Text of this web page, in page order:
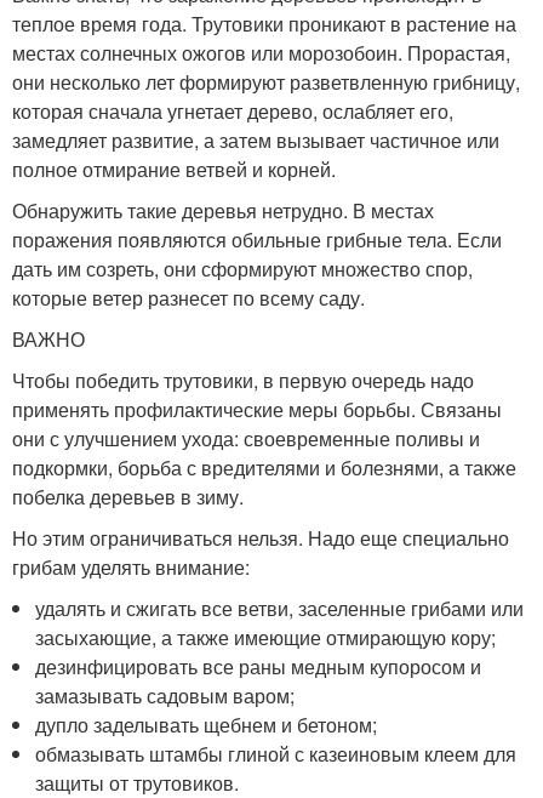
теплое время года. Трутовики проникают в растение на
местах солнечных ожогов или морозобоин. Прорастая,
они несколько лет формируют разветвленную грибницу,
которая сначала угнетает дерево, ослабляет его,
замедляет развитие, а затем вызывает частичное или
полное отмирание ветвей и корней.
Обнаружить такие деревья нетрудно. В местах
поражения появляются обильные грибные тела. Если
дать им созреть, они сформируют множество спор,
которые ветер разнесет по всему саду.
ВАЖНО
Чтобы победить трутовики, в первую очередь надо
применять профилактические меры борьбы. Связаны
они с улучшением ухода: своевременные поливы и
подкормки, борьба с вредителями и болезнями, а также
побелка деревьев в зиму.
Но этим ограничиваться нельзя. Надо еще специально
грибам уделять внимание:
удалять и сжигать все ветви, заселенные грибами или
засыхающие, а также имеющие отмирающую кору;
дезинфицировать все раны медным купоросом и
замазывать садовым варом;
дупло заделывать щебнем и бетоном;
обмазывать штамбы глиной с казеиновым клеем для
защиты от трутовиков.